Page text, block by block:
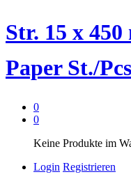
Str. 15 x
Paper St./
0
0
Keine Produkte im
Login Registrieren